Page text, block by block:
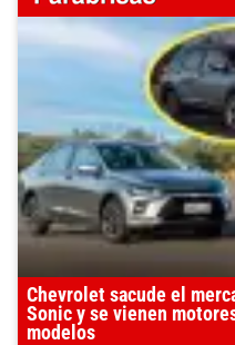
Chevrolet sacude el
Sonic y se vienen
modelos